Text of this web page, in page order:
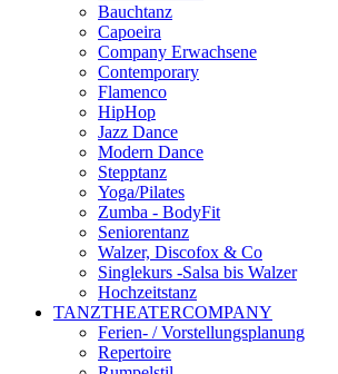
Bauchtanz
Capoeira
Company Erwachsene
Contemporary
Flamenco
HipHop
Jazz Dance
Modern Dance
Stepptanz
Yoga/Pilates
Zumba - BodyFit
Seniorentanz
Walzer, Discofox & Co
Singlekurs -Salsa bis Walzer
Hochzeitstanz
TANZTHEATERCOMPANY
Ferien- / Vorstellungsplanung
Repertoire